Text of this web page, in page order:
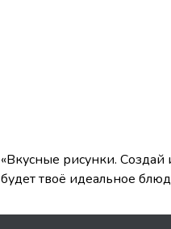
«Вкусные рисунки. Создай
будет твоё идеальное